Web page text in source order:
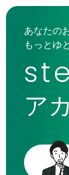
あなたの
もっとゆ
ア